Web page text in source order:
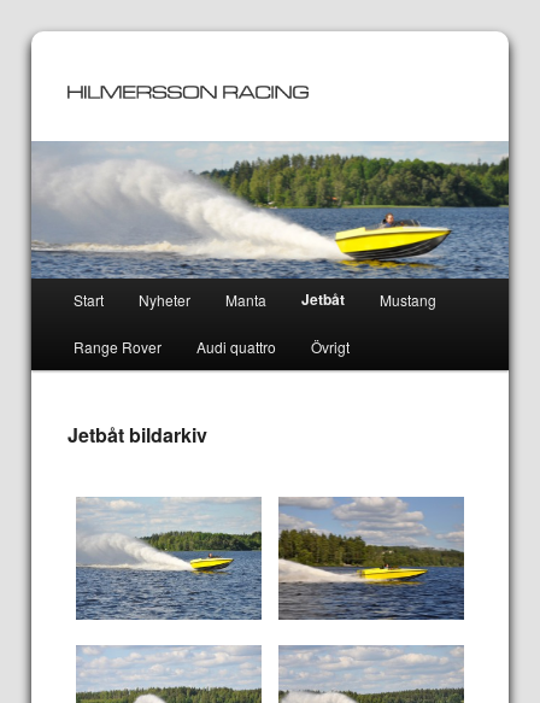
Hoppa
till
Hoppa
till
Start Nyheter Manta Jetbåt Mustang
Range Rover Audi quattro Övrigt
Jetbåt bildarkiv